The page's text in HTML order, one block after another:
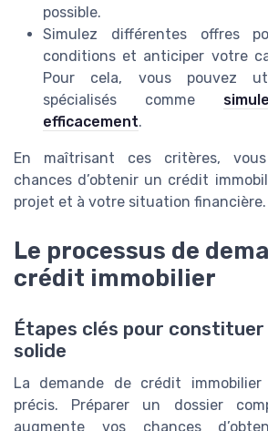
possible.
Simulez différentes offres
conditions et anticiper votre
Pour cela, vous pouvez
spécialisés comme
efficacement.
En maîtrisant ces critères,
chances d’obtenir un crédit
projet et à votre situation financière.
Le processus de
crédit immobilier
Étapes clés pour constituer
solide
La demande de crédit
précis. Préparer un dossier
augmente vos chances